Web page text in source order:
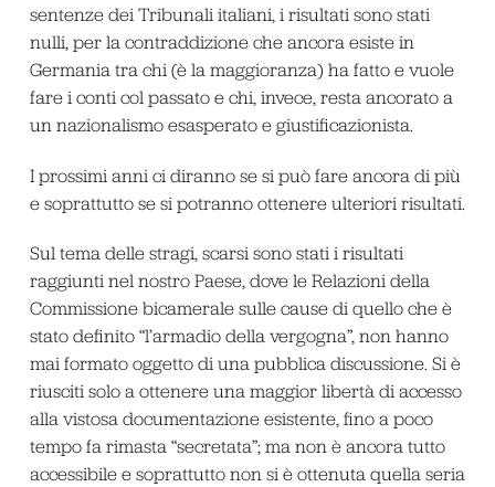
sentenze dei Tribunali italiani, i risultati sono stati
nulli, per la contraddizione che ancora esiste in
Germania tra chi (è la maggioranza) ha fatto e vuole
fare i conti col passato e chi, invece, resta ancorato a
un nazionalismo esasperato e giustificazionista.
I prossimi anni ci diranno se si può fare ancora di più
e soprattutto se si potranno ottenere ulteriori risultati.
Sul tema delle stragi, scarsi sono stati i risultati
raggiunti nel nostro Paese, dove le Relazioni della
Commissione bicamerale sulle cause di quello che è
stato definito “l’armadio della vergogna”, non hanno
mai formato oggetto di una pubblica discussione. Si è
riusciti solo a ottenere una maggior libertà di accesso
alla vistosa documentazione esistente, fino a poco
tempo fa rimasta “secretata”; ma non è ancora tutto
accessibile e soprattutto non si è ottenuta quella seria